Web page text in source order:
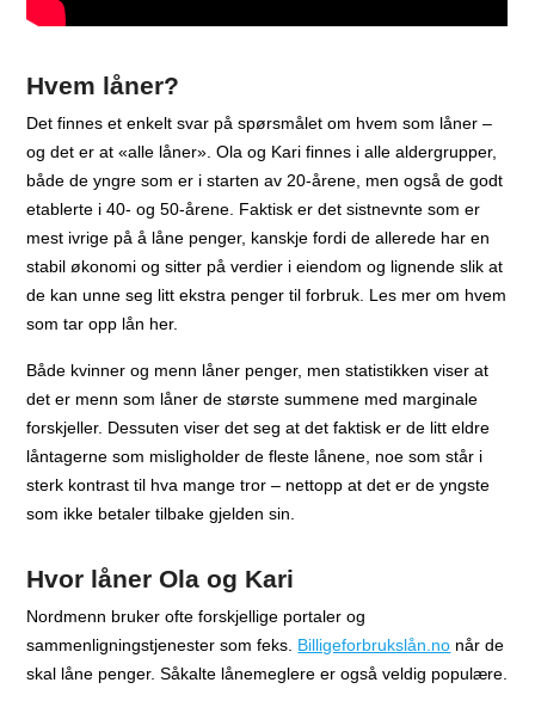
Hvem låner?
Det finnes et enkelt svar på spørsmålet om hvem som låner –
og det er at «alle låner». Ola og Kari finnes i alle aldergrupper,
både de yngre som er i starten av 20-årene, men også de godt
etablerte i 40- og 50-årene. Faktisk er det sistnevnte som er
mest ivrige på å låne penger, kanskje fordi de allerede har en
stabil økonomi og sitter på verdier i eiendom og lignende slik at
de kan unne seg litt ekstra penger til forbruk. Les mer om hvem
som tar opp lån her.
Både kvinner og menn låner penger, men statistikken viser at
det er menn som låner de største summene med marginale
forskjeller. Dessuten viser det seg at det faktisk er de litt eldre
låntagerne som misligholder de fleste lånene, noe som står i
sterk kontrast til hva mange tror – nettopp at det er de yngste
som ikke betaler tilbake gjelden sin.
Hvor låner Ola og Kari
Nordmenn bruker ofte forskjellige portaler og
sammenligningstjenester som feks. Billigeforbrukslån.no når de
skal låne penger. Såkalte lånemeglere er også veldig populære.